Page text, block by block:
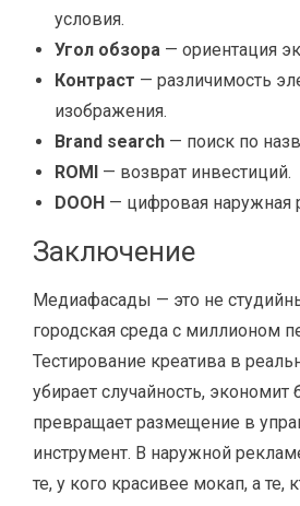
условия.
Угол обзора — ориентация
Контраст — различимость
изображения.
Brand search — поиск по
ROMI — возврат инвестиций.
DOOH — цифровая наружная
Заключение
Медиафасады — это не
городская среда с миллионом
Тестирование креатива в
убирает случайность,
превращает размещение в
инструмент. В наружной
те, у кого красивее мокап, а те,